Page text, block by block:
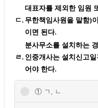
ㄷ.
대표자를 제외한 임원
무한책임사원을 말함)
이면 된다.
ㄹ.
분사무소를 설치하는
인중개사는 설치신고
어야 한다.
① ㄱ, ㄴ